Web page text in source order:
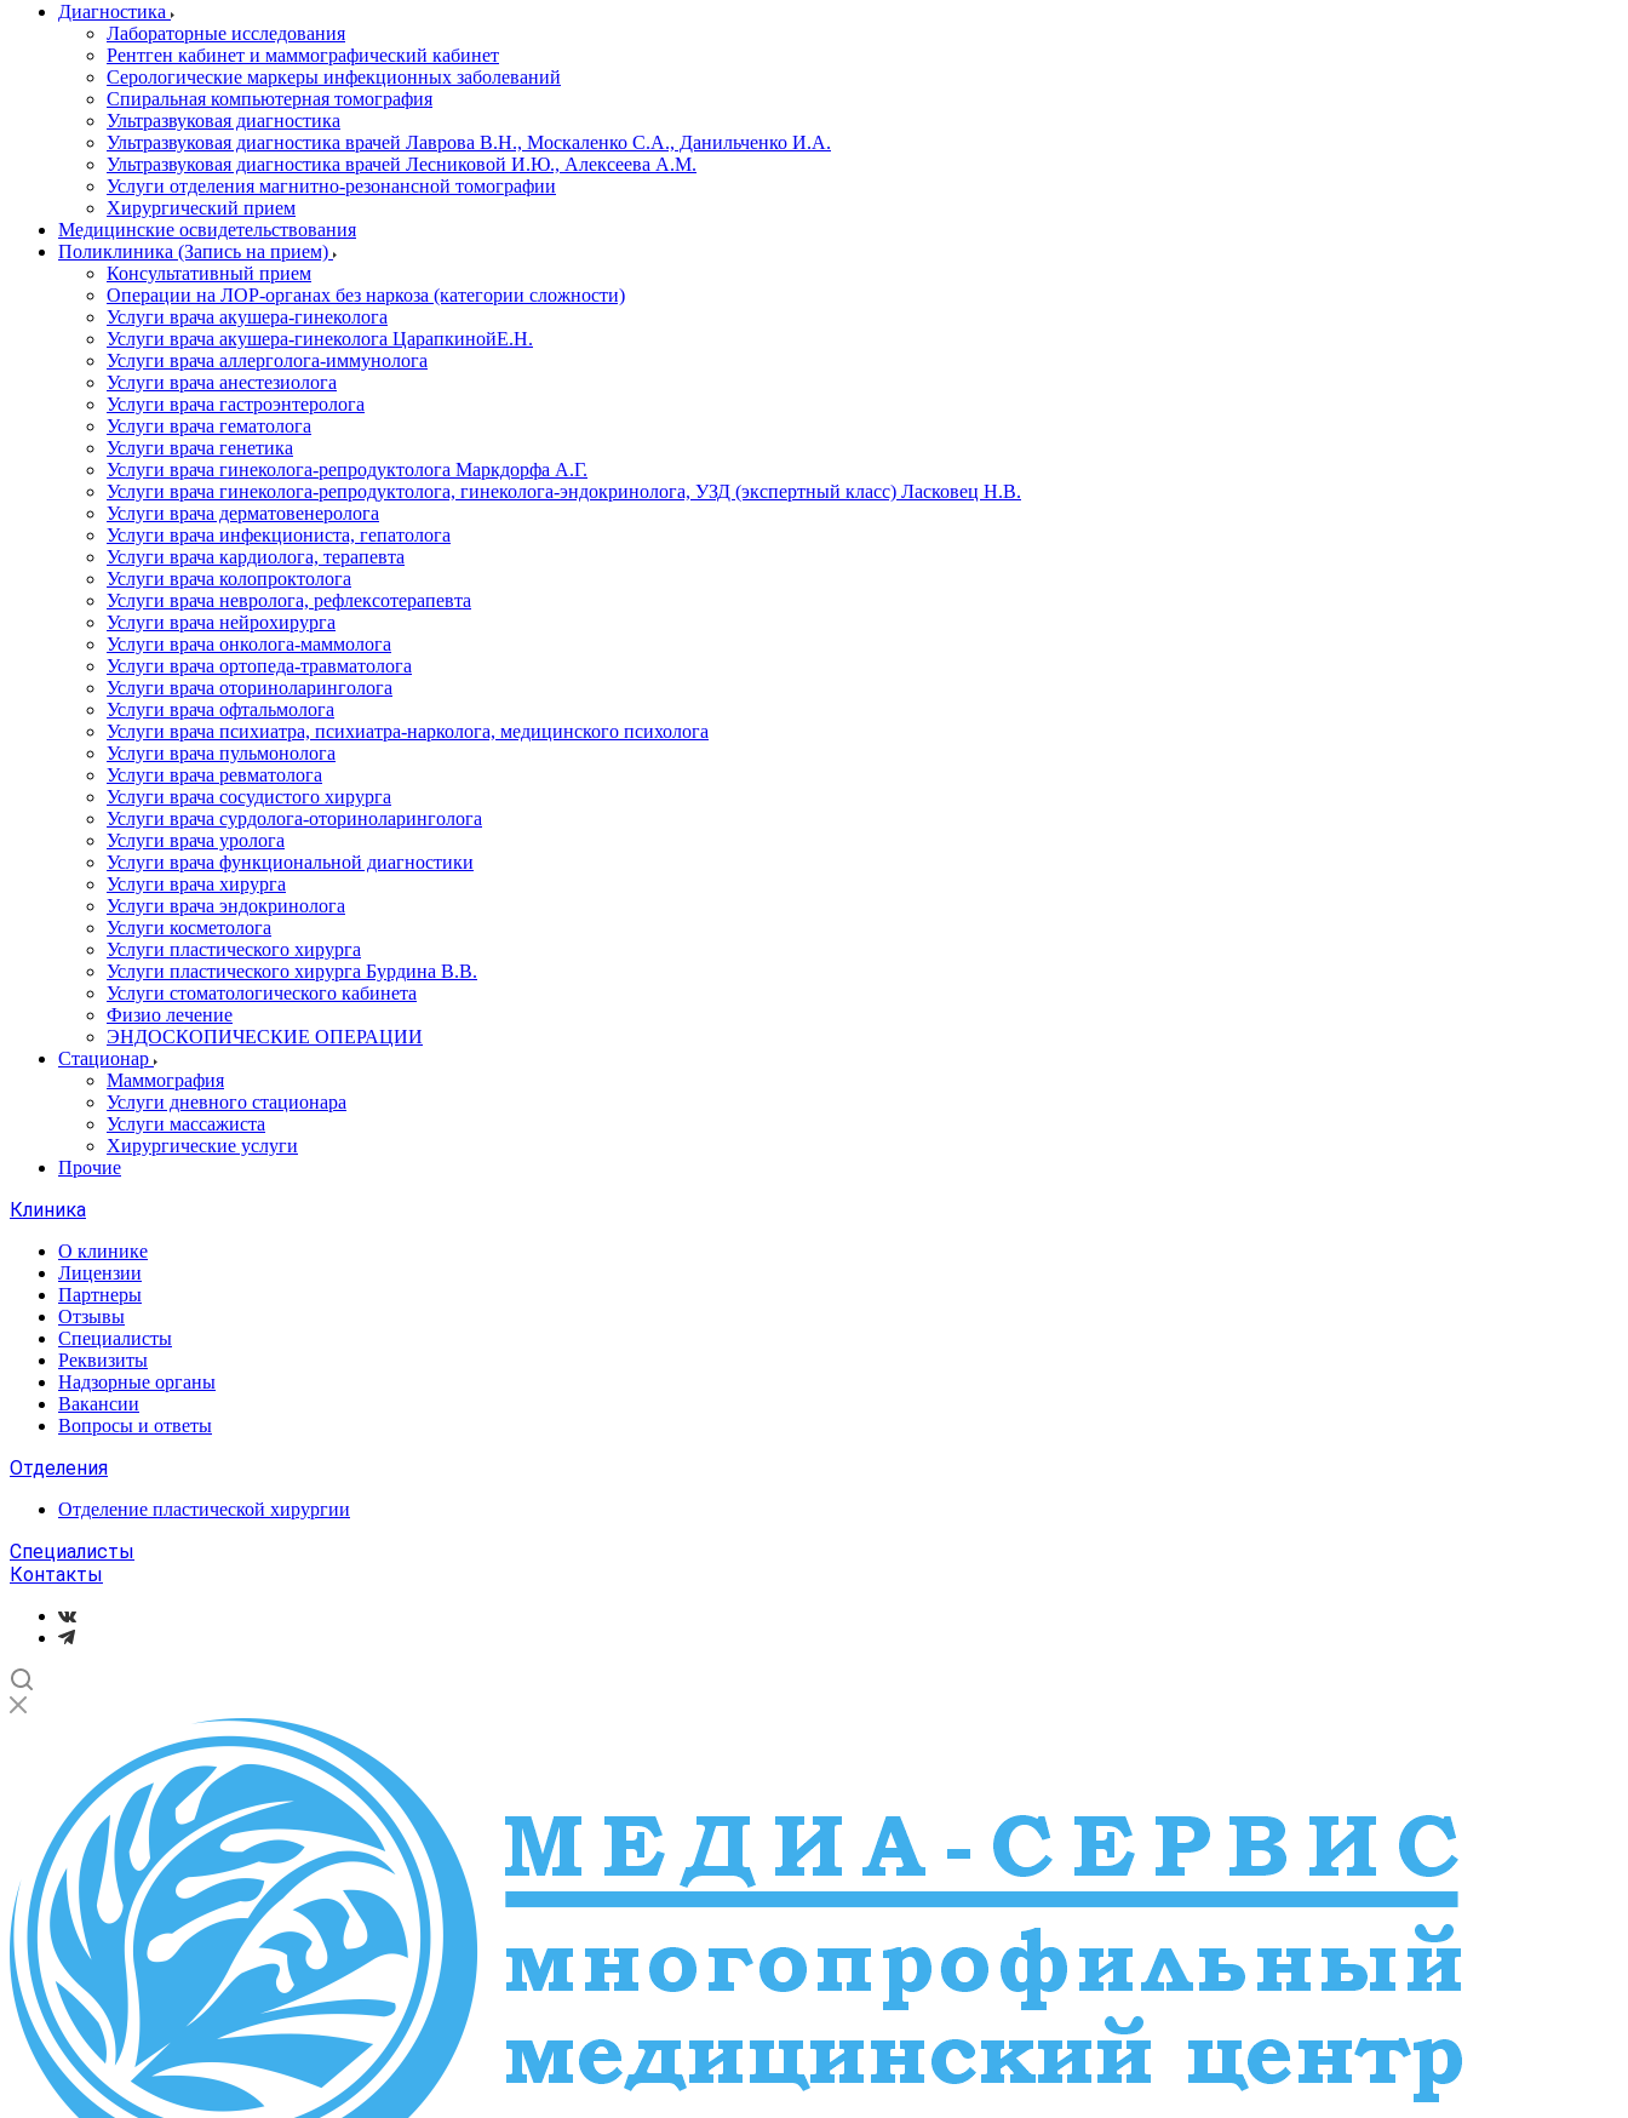
Диагностика
Лабораторные исследования
Рентген кабинет и маммографический кабинет
Серологические маркеры инфекционных заболеваний
Спиральная компьютерная томография
Ультразвуковая диагностика
Ультразвуковая диагностика врачей Лаврова В.Н., Москаленко С.А., Данильченко И.А.
Ультразвуковая диагностика врачей Лесниковой И.Ю., Алексеева А.М.
Услуги отделения магнитно-резонансной томографии
Хирургический прием
Медицинские освидетельствования
Поликлиника (Запись на прием)
Консультативный прием
Операции на ЛОР-органах без наркоза (категории сложности)
Услуги врача акушера-гинеколога
Услуги врача акушера-гинеколога ЦарапкинойЕ.Н.
Услуги врача аллерголога-иммунолога
Услуги врача анестезиолога
Услуги врача гастроэнтеролога
Услуги врача гематолога
Услуги врача генетика
Услуги врача гинеколога-репродуктолога Маркдорфа А.Г.
Услуги врача гинеколога-репродуктолога, гинеколога-эндокринолога, УЗД (экспертный класс) Ласковец Н.В.
Услуги врача дерматовенеролога
Услуги врача инфекциониста, гепатолога
Услуги врача кардиолога, терапевта
Услуги врача колопроктолога
Услуги врача невролога, рефлексотерапевта
Услуги врача нейрохирурга
Услуги врача онколога-маммолога
Услуги врача ортопеда-травматолога
Услуги врача оториноларинголога
Услуги врача офтальмолога
Услуги врача психиатра, психиатра-нарколога, медицинского психолога
Услуги врача пульмонолога
Услуги врача ревматолога
Услуги врача сосудистого хирурга
Услуги врача сурдолога-оториноларинголога
Услуги врача уролога
Услуги врача функциональной диагностики
Услуги врача хирурга
Услуги врача эндокринолога
Услуги косметолога
Услуги пластического хирурга
Услуги пластического хирурга Бурдина В.В.
Услуги стоматологического кабинета
Физио лечение
ЭНДОСКОПИЧЕСКИЕ ОПЕРАЦИИ
Стационар
Маммография
Услуги дневного стационара
Услуги массажиста
Хирургические услуги
Прочие
Клиника
О клинике
Лицензии
Партнеры
Отзывы
Специалисты
Реквизиты
Надзорные органы
Вакансии
Вопросы и ответы
Отделения
Отделение пластической хирургии
Специалисты
Контакты